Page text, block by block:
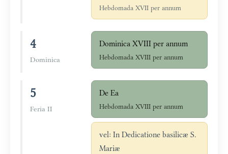
Hebdomada XVII per annum
4
Dominica
Dominica XVIII per annum
Hebdomada XVIII per annum
5
Feria II
De Ea
Hebdomada XVIII per annum
vel: In Dedicatione basilicæ S.
Mariæ